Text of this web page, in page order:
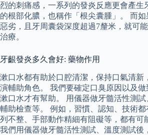
烈的刺痛感，一系列的發炎反應更會產生
的根部化膿，也稱作「根尖囊腫」。 而
惡劣，且牙周囊袋深度超過7釐米，就可
治療。
牙齦發炎多久會好: 藥物作用
漱口水都有助於口腔清潔，保持口氣清新
演輔助角色。 我們要確定口臭原因以及
漱口水才有幫助。 用儀器做牙髓活性測
輔助檢查等。 例如，習慣、認知、技術
列不整、手部動作精細有阻礙等，都有可
我們用儀器做牙髓活性測試、溫度測試後